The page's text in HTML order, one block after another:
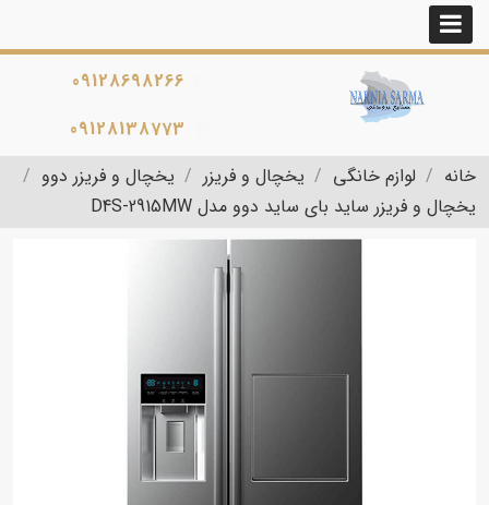
09128698266
09128138773
خانه
لوازم خانگی یخچال و فریزر
یخچال و فریزر دوو
یخچال و فریزر ساید بای ساید دوو مدل D4S-2915MW